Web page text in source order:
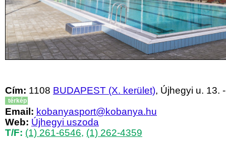
Cím: 1108 BUDAPEST (X. kerület), Újhegyi u. 13. -
térkép
Email: kobanyasport@kobanya.hu
Web: Újhegyi uszoda
T/F: (1) 261-6546, (1) 262-4359